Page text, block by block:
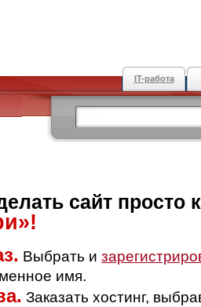
IT-работа
сайт просто
Выбрать и
имя.
Заказать хостинг,